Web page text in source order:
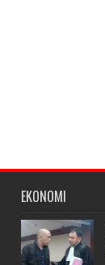
EKONOMI